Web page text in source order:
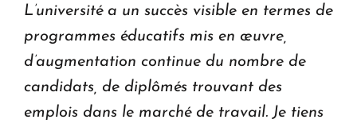
L’université a un succès visible en termes de
programmes éducatifs mis en œuvre,
d’augmentation continue du nombre de
candidats, de diplômés trouvant des
emplois dans le marché de travail. Je tiens